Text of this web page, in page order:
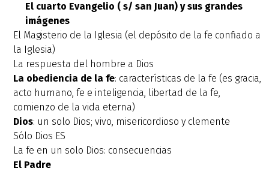
El cuarto Evangelio ( s/ san Juan) y sus grandes
imágenes
El Magisterio de la Iglesia (el depósito de la fe confiado a
la Iglesia)
La respuesta del hombre a Dios
La obediencia de la fe: características de la fe (es gracia,
acto humano, fe e inteligencia, libertad de la fe,
comienzo de la vida eterna)
Dios: un solo Dios; vivo, misericordioso y clemente
Sólo Dios ES
La fe en un solo Dios: consecuencias
El Padre